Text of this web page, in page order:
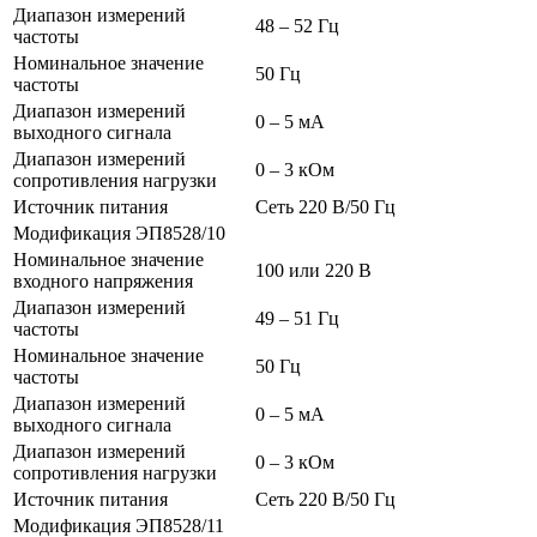
Диапазон измерений
частоты
48 – 52 Гц
Номинальное значение
частоты
50 Гц
Диапазон измерений
выходного сигнала
0 – 5 мА
Диапазон измерений
сопротивления нагрузки
0 – 3 кОм
Источник питания
Сеть 220 В/50 Гц
Модификация ЭП8528/10
Номинальное значение
входного напряжения
100 или 220 В
Диапазон измерений
частоты
49 – 51 Гц
Номинальное значение
частоты
50 Гц
Диапазон измерений
выходного сигнала
0 – 5 мА
Диапазон измерений
сопротивления нагрузки
0 – 3 кОм
Источник питания
Сеть 220 В/50 Гц
Модификация ЭП8528/11